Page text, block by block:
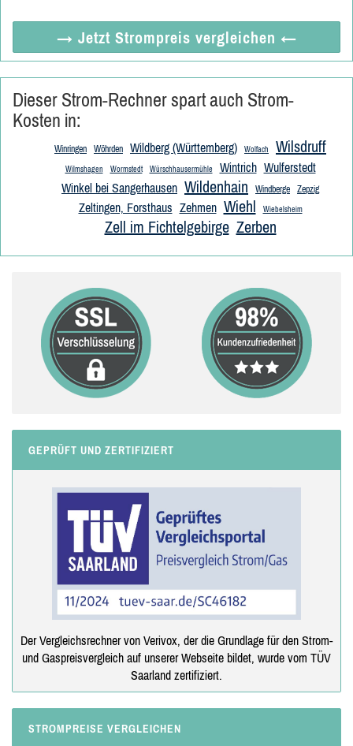
→ Jetzt Strompreis vergleichen ←
Dieser Strom-Rechner spart auch Strom-
Kosten in:
Winringen Wöhrden Wildberg (Württemberg) Wolfach Wilsdruff
Wilmshagen Wormstedt Würschhausermühle Wintrich Wulferstedt
Winkel bei Sangerhausen Wildenhain Windberge Zepzig
Zeltingen, Forsthaus Zehmen Wiehl Wiebelsheim
Zell im Fichtelgebirge Zerben
GEPRÜFT UND ZERTIFIZIERT
Der Vergleichsrechner von Verivox, der die Grundlage für den Strom-
und Gaspreisvergleich auf unserer Webseite bildet, wurde vom TÜV
Saarland zertifiziert.
STROMPREISE VERGLEICHEN